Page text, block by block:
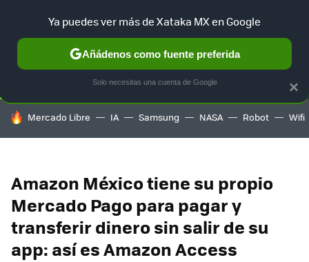
SELECCIÓN GAMING HOME AUTO TERRITORIO
HOY SE HABLA DE
Mercado Libre IA Samsung NASA Robot Wifi
Amazon México tiene su propio
Mercado Pago para pagar y
transferir dinero sin salir de su
app: así es Amazon Access
×
Ya puedes ver más de Xataka MX en Google
Añádenos como fuente preferida
Solo necesitas una cuenta de Google